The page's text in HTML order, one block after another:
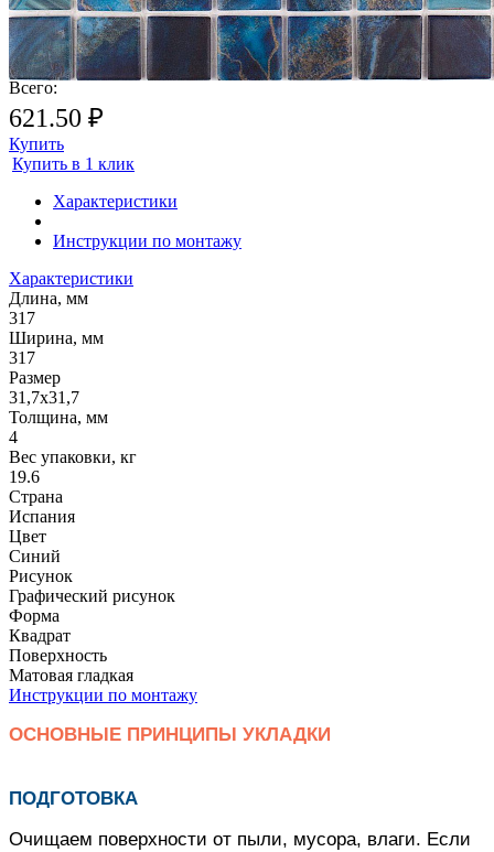
Почему метраж округляется в большую сторону?Плитка продается поштучно
(покомплектно), поэтому происходит округление метража плитки.
Всего:
621.50 ₽
Купить
Купить в 1 клик
Характеристики
Инструкции по монтажу
Характеристики
Длина, мм
317
Ширина, мм
317
Размер
31,7х31,7
Толщина, мм
4
Вес упаковки, кг
19.6
Страна
Испания
Цвет
Синий
Рисунок
Графический рисунок
Форма
Квадрат
Поверхность
Матовая гладкая
Инструкции по монтажу
ОСНОВНЫЕ ПРИНЦИПЫ УКЛАДКИ
ПОДГОТОВКА
Очищаем поверхности от пыли, мусора, влаги. Если